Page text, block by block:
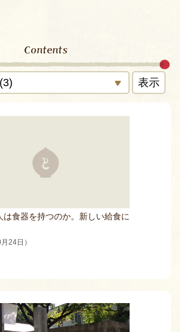
Contents
表示
は食器を持つのか。新しい給食に
24日）